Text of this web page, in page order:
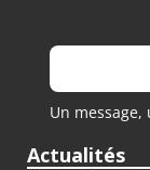
Un
Actualités